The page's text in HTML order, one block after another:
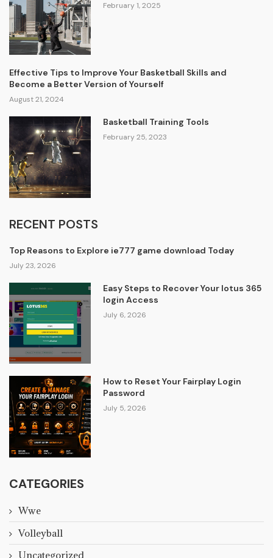
February 1, 2025
Effective Tips to Improve Your Basketball Skills and
Become a Better Version of Yourself
August 21, 2024
Basketball Training Tools
February 25, 2023
RECENT POSTS
Top Reasons to Explore ie777 game download Today
July 23, 2026
Easy Steps to Recover Your lotus 365
login Access
July 6, 2026
How to Reset Your Fairplay Login
Password
July 5, 2026
CATEGORIES
Wwe
Volleyball
Uncategorized